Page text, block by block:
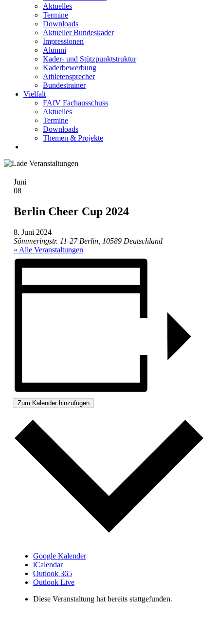
Aktuelles
Termine
Downloads
Aktueller Bundeskader
Impressionen
Alumni
Kader- und Stützpunktstruktur
Kaderbewerbung
Athletensprecher
Bundestrainer
Vielfalt
FAfV Fachausschuss
Aktuelles
Termine
Downloads
Themen & Projekte
Juni
08
Berlin Cheer Cup 2024
8. Juni 2024
Sömmeringstr. 11-27 Berlin 10589 Deutschland
« Alle Veranstaltungen
Zum Kalender hinzufügen
Google Kalender
iCalendar
Outlook 365
Outlook Live
Diese Veranstaltung hat bereits stattgefunden.